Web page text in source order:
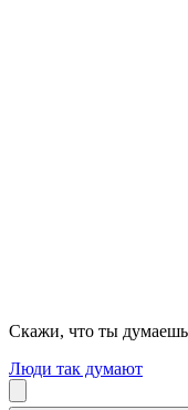
Скажи, что ты думаешь
Люди так думают